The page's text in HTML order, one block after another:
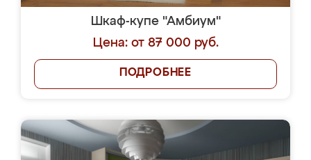
Шкаф-купе "Амбиум"
Цена: от 87 000 руб.
ПОДРОБНЕЕ